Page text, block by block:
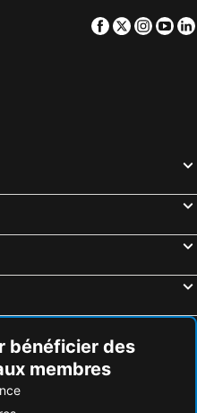
Facebook
Twitter
bénéficier des
membres